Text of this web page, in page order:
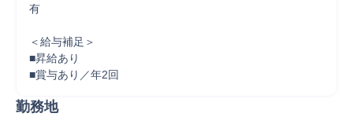
有
＜給与補足＞
■昇給あり
■賞与あり／年2回
勤務地